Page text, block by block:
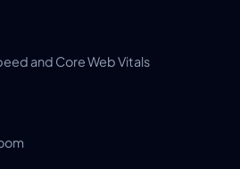
and Core Web Vitals